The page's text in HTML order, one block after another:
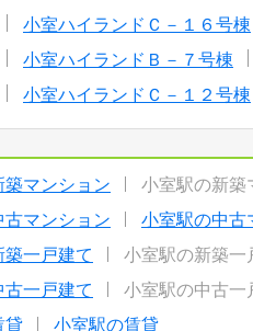
小室ハイランドＣ－１６号棟
小室ハイランドＢ－７号棟
小室ハイランドＣ－１２号棟
築マンション
小室駅の新築
古マンション
小室駅の中古
一戸建て
小室駅の新築一
一戸建て
小室駅の中古一
貸 小室駅の賃貸